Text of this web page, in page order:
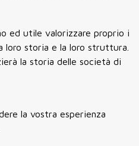
ed utile valorizzare proprio i
loro storia e la loro struttura.
la storia delle società di
la vostra esperienza